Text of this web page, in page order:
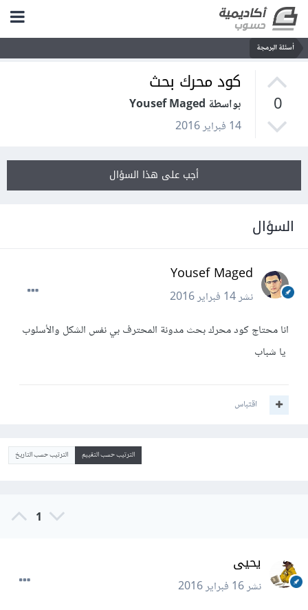
أسئلة البرمجة
0
كود محرك بحث
بواسطة Yousef Maged
14 فبراير 2016
أجب على هذا السؤال
السؤال
Yousef Maged
نشر14 فبراير 2016
انا محتاج كود محرك بحث مدونة المحترف بي نفس الشكل والأسلوب
يا شباب
اقتباس
الترتيب حسب التقييم الترتيب حسب التاريخ
1
يحيى
نشر16 فبراير 2016